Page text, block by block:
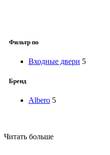
Фильтр по
Входные двери 5
Бренд
Albero 5
Читать больше